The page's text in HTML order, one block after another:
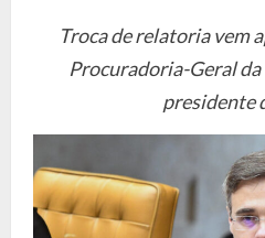
Troca de relatoria vem
Procuradoria-Geral da
presidente